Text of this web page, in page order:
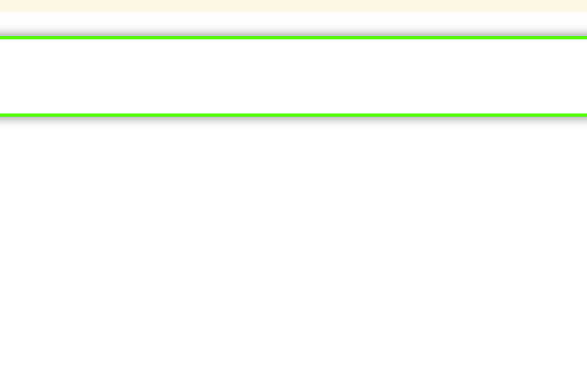
والجبال الخضراء. مرافق متكاملة تشمل مسبحًا داخليًا، سبا، صالة ألعاب